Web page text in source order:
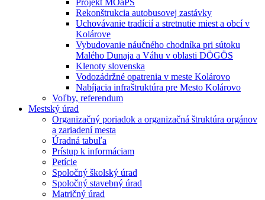
Projekt MOaPS
Rekonštrukcia autobusovej zastávky
Uchovávanie tradícií a stretnutie miest a obcí v
Kolárove
Vybudovanie náučného chodníka pri sútoku
Malého Dunaja a Váhu v oblasti DÖGÖS
Klenoty slovenska
Vodozádržné opatrenia v meste Kolárovo
Nabíjacia infraštruktúra pre Mesto Kolárovo
Voľby, referendum
Mestský úrad
Organizačný poriadok a organizačná štruktúra orgánov
a zariadení mesta
Úradná tabuľa
Prístup k informáciam
Petície
Spoločný školský úrad
Spoločný stavebný úrad
Matričný úrad